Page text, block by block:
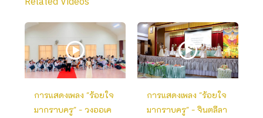
การแสดงเพลง "ร้อยใจ
มากราบครู" - วงออเค
การแสดงเพลง "ร้อยใจ
มากราบครู" - จินตลีลา